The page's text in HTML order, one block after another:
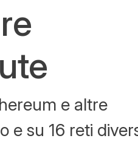
e altre
e su 16 reti